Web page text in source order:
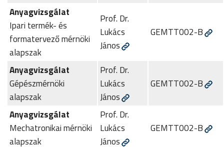
Anyagvizsgálat
Ipari termék- és
formatervező mérnöki
alapszak
Prof. Dr.
Lukács
János
GEMTT002-B
Anyagvizsgálat
Gépészmérnöki
alapszak
Prof. Dr.
Lukács
János
GEMTT002-B
Anyagvizsgálat
Mechatronikai mérnöki
alapszak
Prof. Dr.
Lukács
János
GEMTT002-B